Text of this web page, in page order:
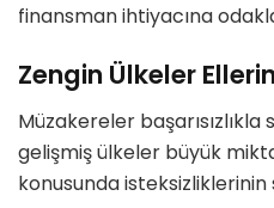
finansman ihtiyacına
Zengin Ülkeler
Müzakereler
gelişmiş ülkeler büyük
konusunda